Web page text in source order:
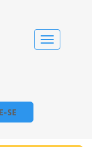
Alternar
navegação
SE